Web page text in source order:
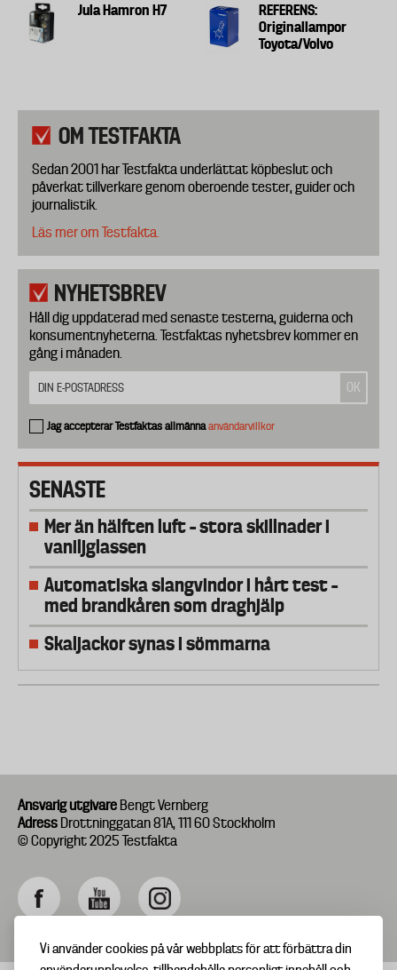
Vi använder cookies på vår webbplats för att förbättra din
Jula Hamron H7
REFERENS:
Originallampor
Toyota/Volvo
OM TESTFAKTA
Sedan 2001 har Testfakta underlättat köpbeslut och
påverkat tillverkare genom oberoende tester, guider och
journalistik.
Läs mer om Testfakta.
NYHETSBREV
Håll dig uppdaterad med senaste testerna, guiderna och
konsumentnyheterna. Testfaktas nyhetsbrev kommer en
gång i månaden.
Jag accepterar Testfaktas allmännaanvändarvillkor
SENASTE
Mer än hälften luft – stora skillnader i
vaniljglassen
Automatiska slangvindor i hårt test –
med brandkåren som draghjälp
Skaljackor synas i sömmarna
Ansvarig utgivare Bengt Vernberg
Adress Drottninggatan 81A, 111 60 Stockholm
© Copyright 2025 Testfakta